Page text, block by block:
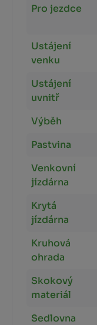
Pro jezdce
Ustájení
venku
Ustájení
uvnitř
Výběh
Pastvina
Venkovní
jízdárna
Krytá
jízdárna
Kruhová
ohrada
Skokový
materiál
Sedlovna